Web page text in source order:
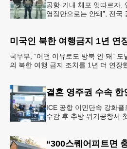
공항·기내 체포 잇따르자,
영장만으로는 안돼”, 전국
미국인 북한 여행금지 1년 연
국무부, “어떤 이유로도 방북 안 돼”
의 북한 여행 금지 조치를 1년 더 연장
결혼 영주권 수속 한
ICE 공항 이민단속 강화
수감 후 추방 위기공항서